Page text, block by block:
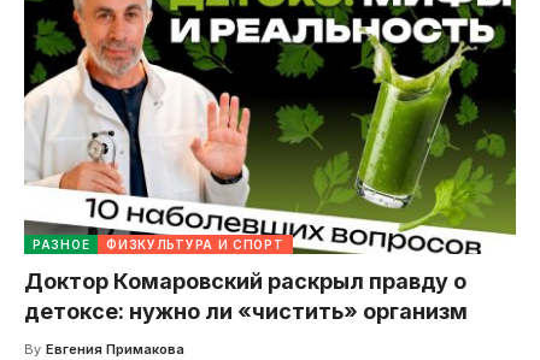
РАЗНОЕ ФИЗКУЛЬТУРА И СПОРТ
Доктор Комаровский раскрыл правду о
детоксе: нужно ли «чистить» организм
By Евгения Примакова